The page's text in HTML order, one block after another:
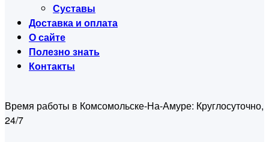
Суставы
Доставка и оплата
О сайте
Полезно знать
Контакты
Время работы в Комсомольске-На-Амуре: Круглосуточно,
24/7